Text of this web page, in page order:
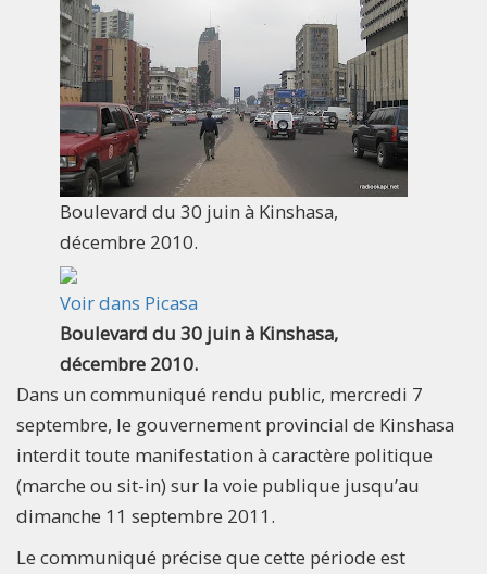
Boulevard du 30 juin à Kinshasa,
décembre 2010.
Voir dans Picasa
Boulevard du 30 juin à Kinshasa,
décembre 2010.
Dans un communiqué rendu public, mercredi 7
septembre, le gouvernement provincial de Kinshasa
interdit toute manifestation à caractère politique
(marche ou sit-in) sur la voie publique jusqu’au
dimanche 11 septembre 2011.
Le communiqué précise que cette période est